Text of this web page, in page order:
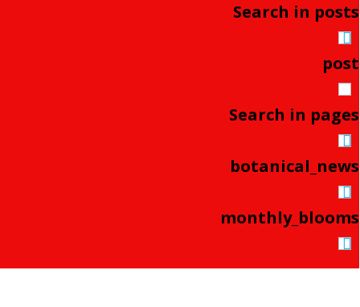
Search in posts
post
Search in pages
botanical_news
monthly_blooms